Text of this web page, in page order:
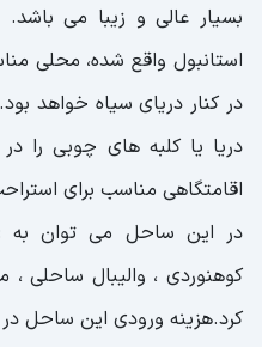
استانبول واقع شده، محلی
در کنار دریای سیاه خواهد
دریا یا کلبه های چوبی را
اقامتگاهی مناسب برای
در این ساحل می توان به
کوهنوردی ، والیبال ساحلی ،